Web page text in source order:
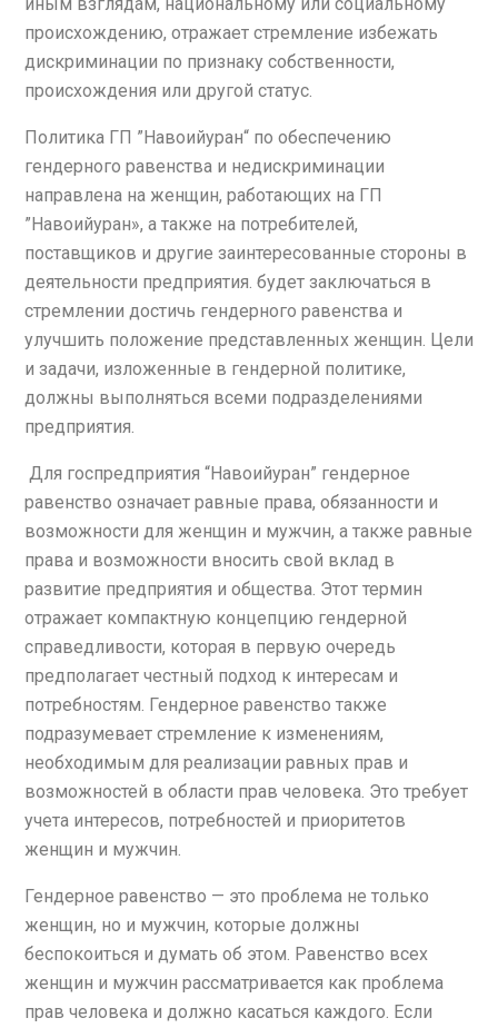
происхождению, отражает стремление избежать
дискриминации по признаку собственности,
происхождения или другой статус.
Политика ГП ”Навоийуран“ по обеспечению
гендерного равенства и недискриминации
направлена на женщин, работающих на ГП
”Навоийуран», а также на потребителей,
поставщиков и другие заинтересованные стороны в
деятельности предприятия. будет заключаться в
стремлении достичь гендерного равенства и
улучшить положение представленных женщин. Цели
и задачи, изложенные в гендерной политике,
должны выполняться всеми подразделениями
предприятия.
Для госпредприятия “Навоийуран” гендерное
равенство означает равные права, обязанности и
возможности для женщин и мужчин, а также равные
права и возможности вносить свой вклад в
развитие предприятия и общества. Этот термин
отражает компактную концепцию гендерной
справедливости, которая в первую очередь
предполагает честный подход к интересам и
потребностям. Гендерное равенство также
подразумевает стремление к изменениям,
необходимым для реализации равных прав и
возможностей в области прав человека. Это требует
учета интересов, потребностей и приоритетов
женщин и мужчин.
Гендерное равенство — это проблема не только
женщин, но и мужчин, которые должны
беспокоиться и думать об этом. Равенство всех
женщин и мужчин рассматривается как проблема
прав человека и должно касаться каждого. Если